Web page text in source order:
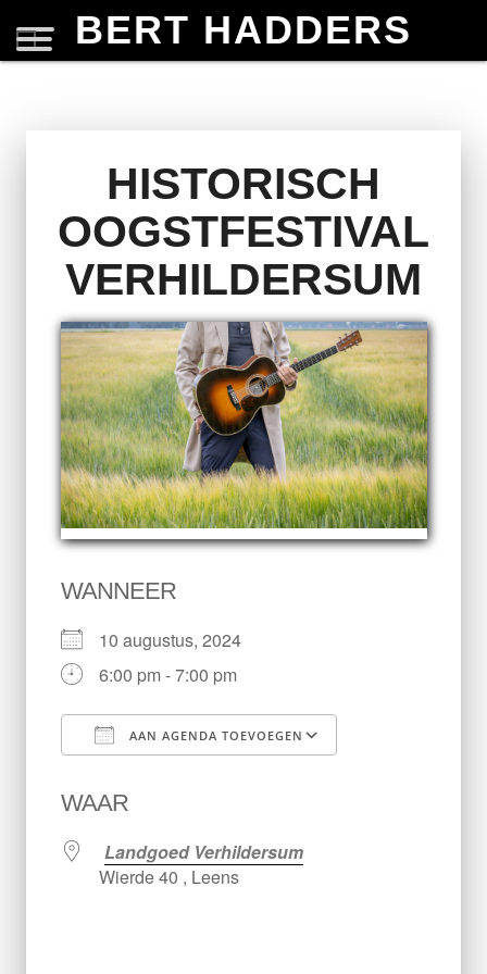
BERT HADDERS
HISTORISCH
OOGSTFESTIVAL
VERHILDERSUM
WANNEER
10 augustus, 2024
6:00 pm - 7:00 pm
AAN AGENDA TOEVOEGEN
WAAR
Landgoed Verhildersum
Wierde 40 , Leens